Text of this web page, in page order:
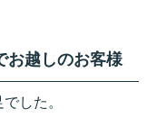
お越しのお客様
した。